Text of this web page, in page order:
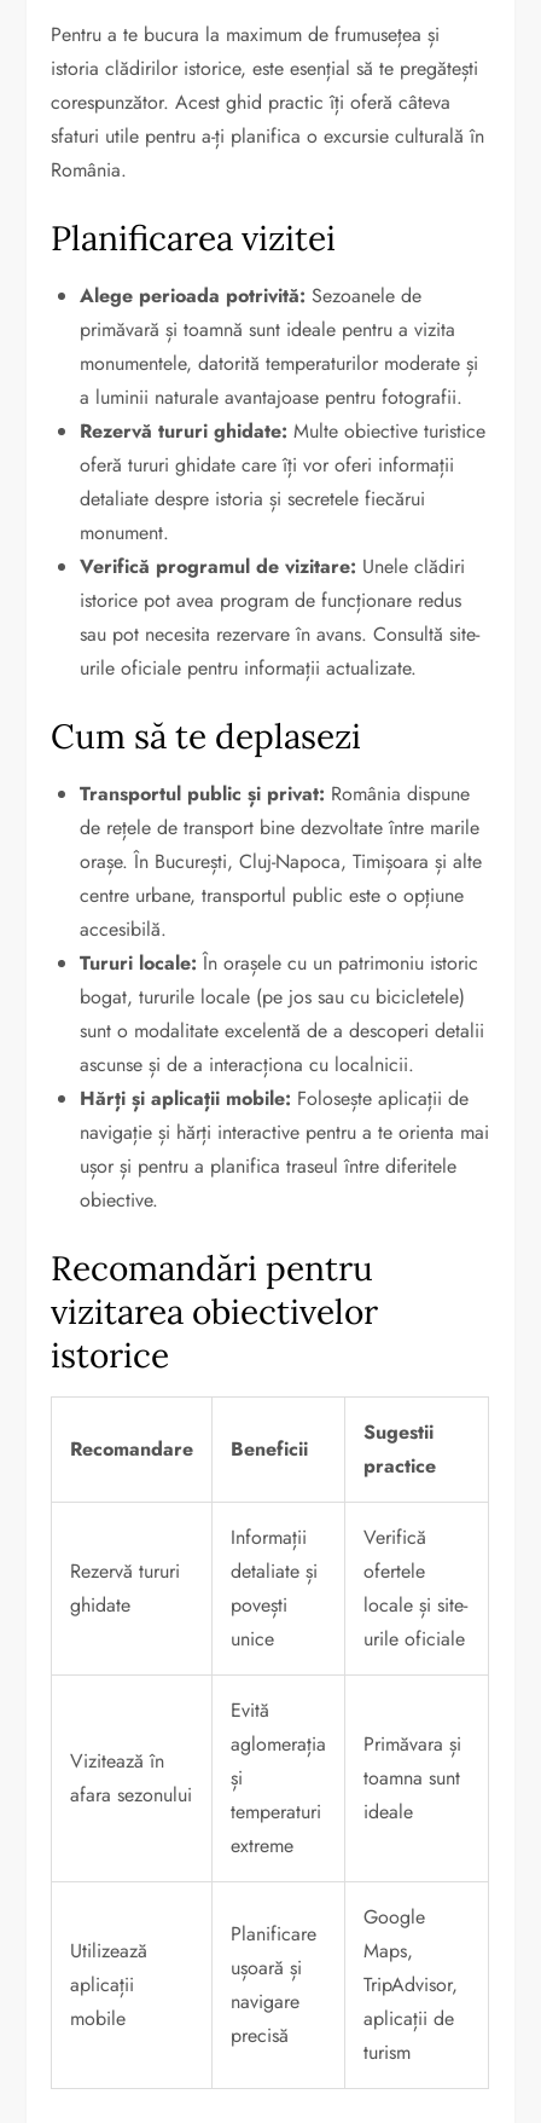
Pentru a te bucura la maximum de frumusețea și
istoria clădirilor istorice, este esențial să te pregătești
corespunzător. Acest ghid practic îți oferă câteva
sfaturi utile pentru a-ți planifica o excursie culturală în
România.
Planificarea vizitei
Alege perioada potrivită: Sezoanele de
primăvară și toamnă sunt ideale pentru a vizita
monumentele, datorită temperaturilor moderate și
a luminii naturale avantajoase pentru fotografii.
Rezervă tururi ghidate: Multe obiective turistice
oferă tururi ghidate care îți vor oferi informații
detaliate despre istoria și secretele fiecărui
monument.
Verifică programul de vizitare: Unele clădiri
istorice pot avea program de funcționare redus
sau pot necesita rezervare în avans. Consultă site-
urile oficiale pentru informații actualizate.
Cum să te deplasezi
Transportul public și privat: România dispune
de rețele de transport bine dezvoltate între marile
orașe. În București, Cluj-Napoca, Timișoara și alte
centre urbane, transportul public este o opțiune
accesibilă.
Tururi locale: În orașele cu un patrimoniu istoric
bogat, tururile locale (pe jos sau cu bicicletele)
sunt o modalitate excelentă de a descoperi detalii
ascunse și de a interacționa cu localnicii.
Hărți și aplicații mobile: Folosește aplicații de
navigație și hărți interactive pentru a te orienta mai
ușor și pentru a planifica traseul între diferitele
obiective.
Recomandări pentru
vizitarea obiectivelor
istorice
Recomandare Beneficii
Sugestii
practice
Rezervă tururi
ghidate
Informații
detaliate și
povești
unice
Verifică
ofertele
locale și site-
urile oficiale
Vizitează în
afara sezonului
Evită
aglomerația
și
temperaturi
extreme
Primăvara și
toamna sunt
ideale
Utilizează
aplicații
mobile
Planificare
ușoară și
navigare
precisă
Google
Maps,
TripAdvisor,
aplicații de
turism